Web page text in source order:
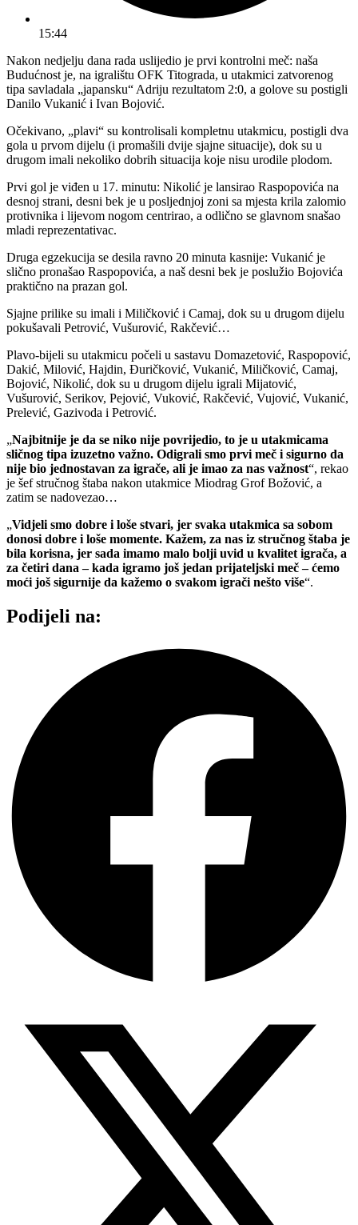
15:44
Nakon nedjelju dana rada uslijedio je prvi kontrolni meč: naša
Budućnost je, na igralištu OFK Titograda, u utakmici zatvorenog
tipa savladala „japansku“ Adriju rezultatom 2:0, a golove su postigli
Danilo Vukanić i Ivan Bojović.
Očekivano, „plavi“ su kontrolisali kompletnu utakmicu, postigli dva
gola u prvom dijelu (i promašili dvije sjajne situacije), dok su u
drugom imali nekoliko dobrih situacija koje nisu urodile plodom.
Prvi gol je viđen u 17. minutu: Nikolić je lansirao Raspopovića na
desnoj strani, desni bek je u posljednjoj zoni sa mjesta krila zalomio
protivnika i lijevom nogom centrirao, a odlično se glavnom snašao
mladi reprezentativac.
Druga egzekucija se desila ravno 20 minuta kasnije: Vukanić je
slično pronašao Raspopovića, a naš desni bek je poslužio Bojovića
praktično na prazan gol.
Sjajne prilike su imali i Miličković i Camaj, dok su u drugom dijelu
pokušavali Petrović, Vušurović, Rakčević…
Plavo-bijeli su utakmicu počeli u sastavu Domazetović, Raspopović,
Dakić, Milović, Hajdin, Đuričković, Vukanić, Miličković, Camaj,
Bojović, Nikolić, dok su u drugom dijelu igrali Mijatović,
Vušurović, Serikov, Pejović, Vuković, Rakčević, Vujović, Vukanić,
Prelević, Gazivoda i Petrović.
„Najbitnije je da se niko nije povrijedio, to je u utakmicama
sličnog tipa izuzetno važno. Odigrali smo prvi meč i sigurno da
nije bio jednostavan za igrače, ali je imao za nas važnost“, rekao
je šef stručnog štaba nakon utakmice Miodrag Grof Božović, a
zatim se nadovezao…
„Vidjeli smo dobre i loše stvari, jer svaka utakmica sa sobom
donosi dobre i loše momente. Kažem, za nas iz stručnog štaba je
bila korisna, jer sada imamo malo bolji uvid u kvalitet igrača, a
za četiri dana – kada igramo još jedan prijateljski meč – ćemo
moći još sigurnije da kažemo o svakom igrači nešto više“.
Podijeli na: